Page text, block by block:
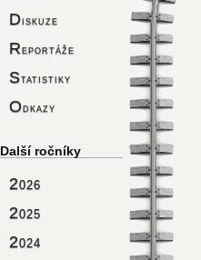
Diskuze
Reportáže
Statistiky
Odkazy
Další ročníky
2026
2025
2024